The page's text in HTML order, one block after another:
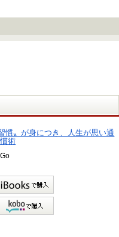
慣〟が身につき、人生が思い通
術